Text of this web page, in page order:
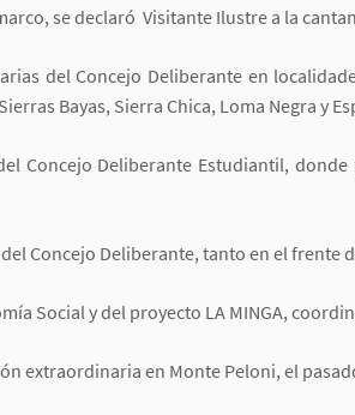
se declaró Visitante Ilustre a la
del Concejo Deliberante en
Bayas, Sierra Chica, Loma Negra y
Concejo Deliberante Estudiantil,
Concejo Deliberante, tanto en el frente
Social y del proyecto LA MINGA,
extraordinaria en Monte Peloni, el